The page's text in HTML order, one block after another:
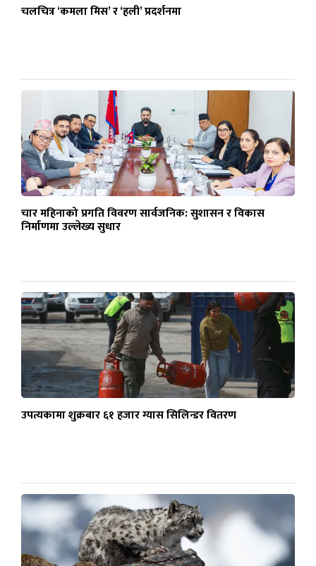
चलचित्र ‘कमला मिस’ र ‘हली’ प्रदर्शनमा
चार महिनाको प्रगति विवरण सार्वजनिक: सुशासन र विकास
निर्माणमा उल्लेख्य सुधार
उपत्यकामा शुक्रबार ६१ हजार ग्यास सिलिन्डर वितरण